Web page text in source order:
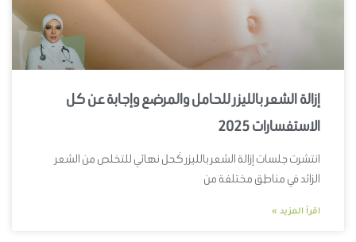
إزالة الشعر بالليزر للحامل والمرضع وإجابة عن كل
الاستفسارات 2025
انتشرت جلسات إزالة الشعر بالليزر كَحل نهائي للتخلص من الشعر
الزائد في مناطق مختلفة من
اقرأ المزيد »